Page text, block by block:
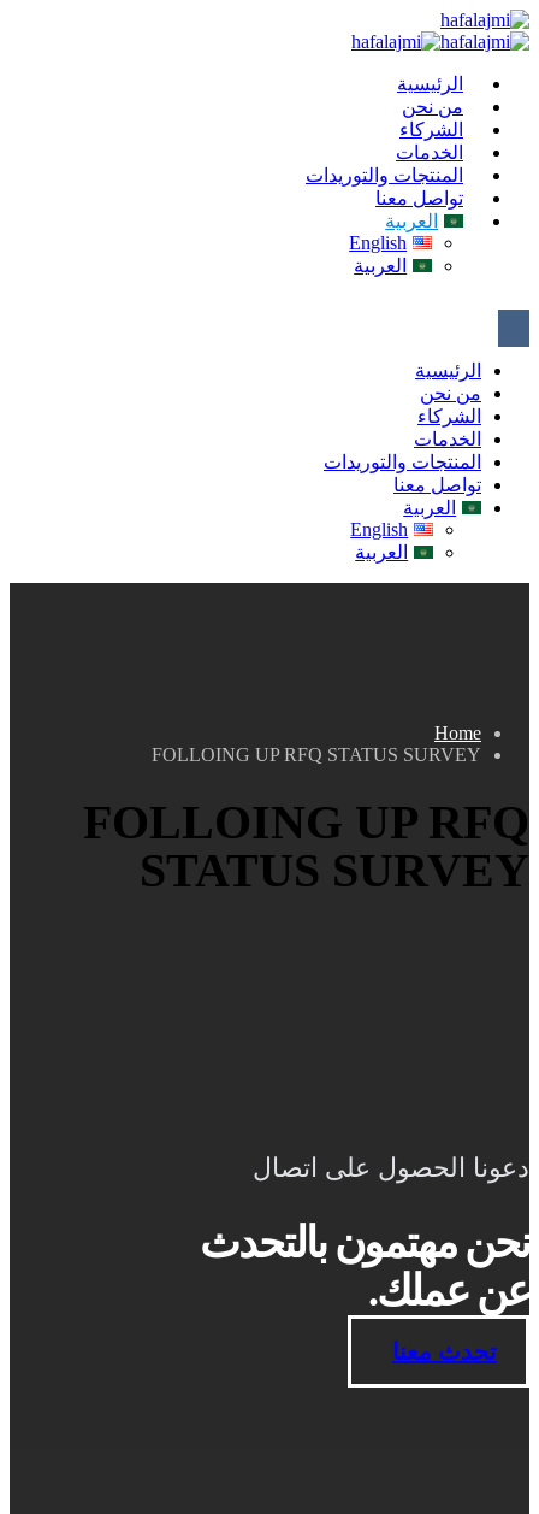
الرئيسية
من نحن
الشركاء
الخدمات
المنتجات والتوريدات
تواصل معنا
العربية
English
العربية
الرئيسية
من نحن
الشركاء
الخدمات
المنتجات والتوريدات
تواصل معنا
العربية
English
العربية
Home
FOLLOING UP RFQ STATUS SURVEY
FOLLOING UP RFQ
STATUS SURVEY
دعونا الحصول على اتصال
نحن مهتمون بالتحدث
عن عملك.
تحدث معنا